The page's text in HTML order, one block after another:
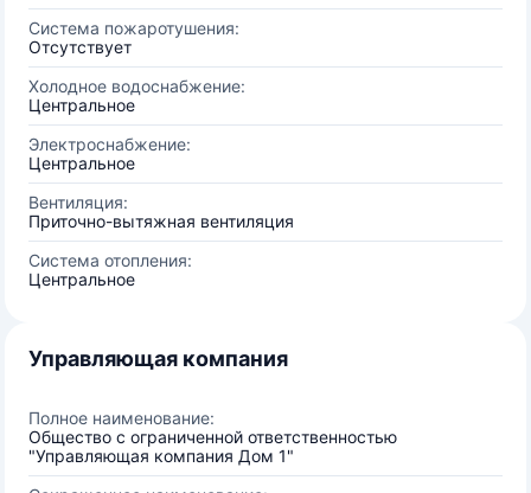
Система пожаротушения:
Отсутствует
Холодное водоснабжение:
Центральное
Электроснабжение:
Центральное
Вентиляция:
Приточно-вытяжная вентиляция
Система отопления:
Центральное
Управляющая компания
Полное наименование:
Общество с ограниченной ответственностью
"Управляющая компания Дом 1"